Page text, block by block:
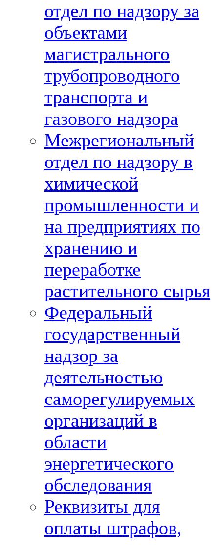
отдел по надзору за
объектами
магистрального
трубопроводного
транспорта и
газового надзора
Межрегиональный
отдел по надзору в
химической
промышленности и
на предприятиях по
хранению и
переработке
растительного сырья
Федеральный
государственный
надзор за
деятельностью
саморегулируемых
организаций в
области
энергетического
обследования
Реквизиты для
оплаты штрафов,